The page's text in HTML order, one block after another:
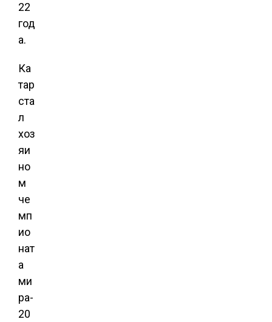
22
год
а.
Ка
тар
ста
л
хоз
яи
но
м
че
мп
ио
нат
а
ми
ра-
20